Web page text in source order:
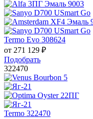
Termo Evo 308624
от 271 129 ₽
Подобрать
322470
Termo 322470